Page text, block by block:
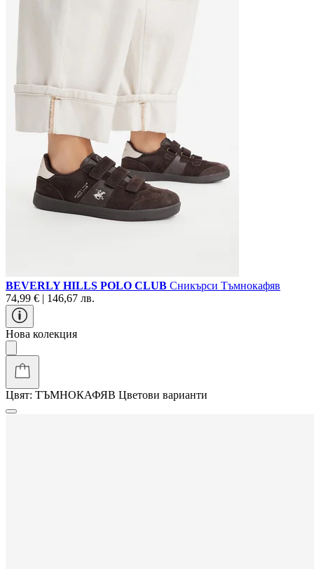
BEVERLY HILLS POLO CLUB Сникърси Тъмнокафяв
74,99 € | 146,67 лв.
Нова колекция
Цвят: ТЪМНОКАФЯВ Цветови варианти